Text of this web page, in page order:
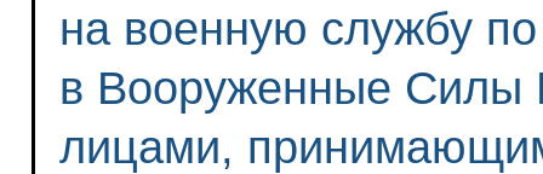
на военную службу
в Вооруженные Силы
лицами,